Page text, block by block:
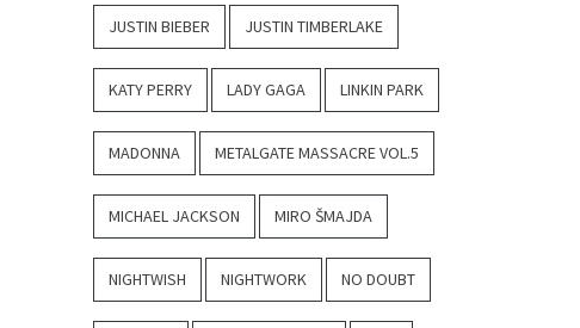
JUSTIN BIEBER JUSTIN TIMBERLAKE
KATY PERRY LADY GAGA LINKIN PARK
MADONNA METALGATE MASSACRE VOL.5
MICHAEL JACKSON MIRO ŠMAJDA
NIGHTWISH NIGHTWORK NO DOUBT